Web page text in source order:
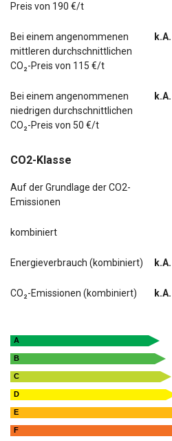
Preis von 190 €/t
Bei einem angenommenen
mittleren durchschnittlichen
CO₂-Preis von 115 €/t
k.A.
Bei einem angenommenen
niedrigen durchschnittlichen
CO₂-Preis von 50 €/t
k.A.
CO2-Klasse
Auf der Grundlage der CO2-
Emissionen
kombiniert
Energieverbrauch (kombiniert) k.A.
CO₂-Emissionen (kombiniert) k.A.
A
B
C
D
E
F